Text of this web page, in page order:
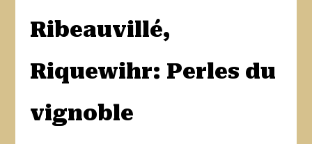
Ribeauvillé,
Riquewihr: Perles du
vignoble